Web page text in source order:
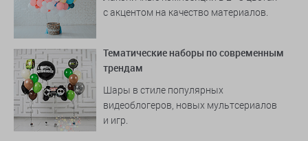
с акцентом на качество материалов.
Тематические наборы по современным
трендам
Шары в стиле популярных
видеоблогеров, новых мультсериалов
и игр.